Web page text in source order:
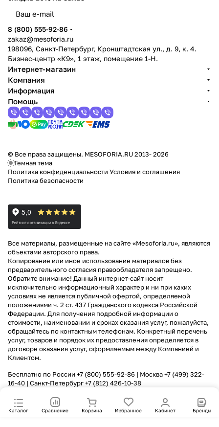
Каталог Сравнение Корзина Избранное Кабинет Бренды
8 (800) 555-92-86
zakaz@mesoforia.ru
198096, Санкт-Петербург, Кронштадтская ул., д. 9, к. 4.
Бизнес-центр «К9», 1 этаж, помещение 1-Н.
Интернет-магазин
Компания
Информация
Помощь
© Все права защищены. MESOFORIA.RU 2013- 2026
Темная тема
Политика конфиденциальности Условия и соглашения
Политика безопасности
Все материалы, размещенные на сайте «Mesoforia.ru», являются
объектами авторского права.
Копирование или иное использование материалов без
предварительного согласия правообладателя запрещено.
Обратите внимание! Данный интернет-сайт носит
исключительно информационный характер и ни при каких
условиях не является публичной офертой, определяемой
положениями ч. 2 ст. 437 Гражданского кодекса Российской
Федерации. Для получения подробной информации о
стоимости, наименовании и сроках оказания услуг, пожалуйста,
обращайтесь по контактным телефонам. Конкретный перечень
услуг, товаров и порядок их предоставления определяется в
договоре оказания услуг, оформляемым между Компанией и
Клиентом.
Бесплатно по России +7 (800) 555-92-86 | Москва+7 (499) 322-
16-40 | Санкт-Петербург+7 (812) 426-10-38